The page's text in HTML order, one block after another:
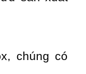
chúng có